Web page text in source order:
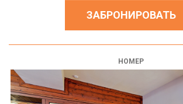
ЗАБРОНИРОВАТЬ
НОМЕР